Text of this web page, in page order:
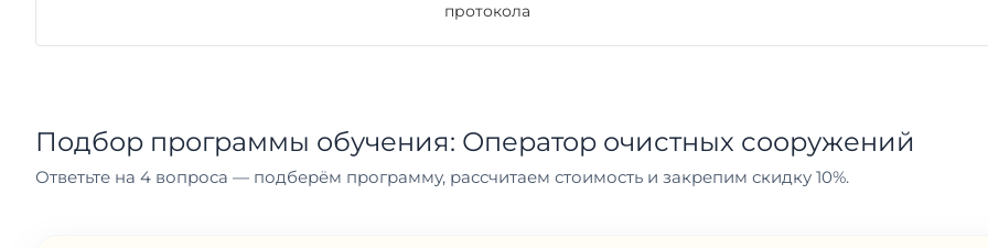
протокола
Подбор программы обучения: Оператор очистных сооружений
Ответьте на 4 вопроса — подберём программу, рассчитаем стоимость и закрепим скидку 10%.